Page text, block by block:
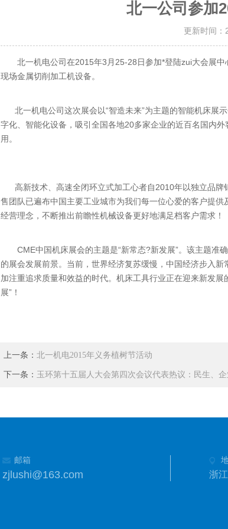
北一公司参加
更新时间：
北一机电公司在2015年3月25-28日参加*登陆zui大会展中
现场金属切削加工机设备。
北一机电公司这次展会以“智造未来”为主题的智能机床展
字化、智能化设备，吸引全国各地20多家企业的近百名国内
用。
高新技术、高速全闭环立式加工心者自2010年以独立品牌
售团队已遍布中国主要工业城市为我们每一位心爱的客户提
经营理念，不断推出前瞻性机械设备更好地满足档客户需求！
CME中国机床展会的主题是“新常态?新发展”。该主题准
的展会发展前景。当前，世界经济复苏缓慢，中国经济步入
加注重追求质量和效益的时代。机床工具行业正在迎来新发
展”！
上一条： 北一机电2015年义务植树节活动
下一条： 玉环第十五届人大会第四次会议代表热议：民生、
邮箱
zjlushi@163.com 浙